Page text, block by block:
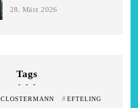
28. März 2026
Tags
CLOSTERMANN # EFTELING